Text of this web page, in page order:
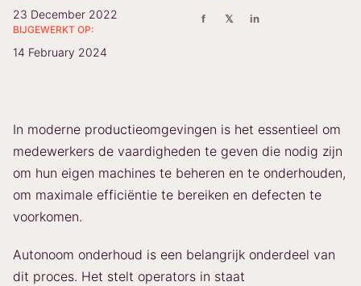
23 December 2022
BIJGEWERKT OP:
14 February 2024
f 𝕏 in
In moderne productieomgevingen is het essentieel om
medewerkers de vaardigheden te geven die nodig zijn
om hun eigen machines te beheren en te onderhouden,
om maximale efficiëntie te bereiken en defecten te
voorkomen.
Autonoom onderhoud is een belangrijk onderdeel van
dit proces. Het stelt operators in staat